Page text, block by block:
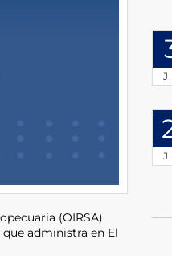
(OIRSA)
administra en El